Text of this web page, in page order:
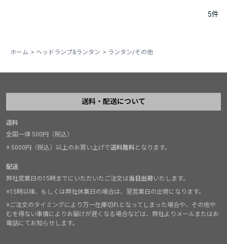
5件
ホーム > ヘッドランプ&ランタン > ランタン/その他
送料・配送について
送料
全国一律 500円（税込）
※ 5000円（税込）以上のお買い上げで送料無料となります。
配送
弊社営業日の15時までにいただいたご注文は当日出荷いたします。
※15時以降、もしくは弊社休業日の場合は、翌営業日の出荷になります。
※ご注文のタイミングにより万一在庫切れとなってしまった場合や、その他や
むを得ない事情によりお届けが遅くなる場合などは、弊社よりメールまたはお
電話にてお知らせします。